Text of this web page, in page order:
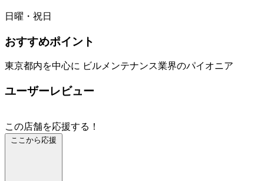
日曜・祝日
おすすめポイント
東京都内を中心に ビルメンテナンス業界のパイオニア
ユーザーレビュー
この店舗を応援する！
ここから応援